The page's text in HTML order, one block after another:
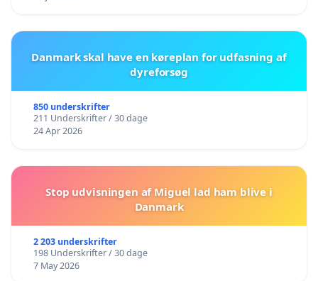
Danmark skal have en køreplan for udfasning af
dyreforsøg
850 underskrifter
211 Underskrifter / 30 dage
24 Apr 2026
Stop udvisningen af Miguel lad ham blive i
Danmark
2 203 underskrifter
198 Underskrifter / 30 dage
7 May 2026